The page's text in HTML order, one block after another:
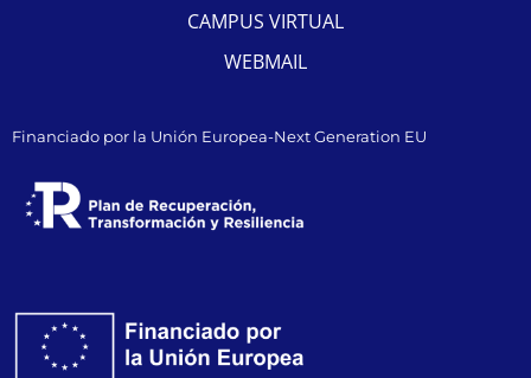
CAMPUS VIRTUAL
WEBMAIL
Financiado por la Unión Europea-Next Generation EU